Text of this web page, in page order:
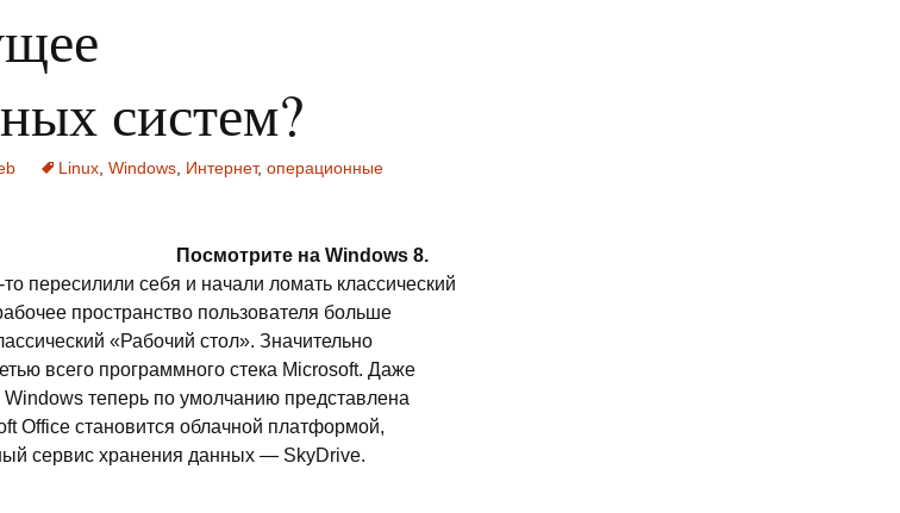
систем?
Linux Windows Интернет, операционные
Посмотрите на Windows 8.
пересилили себя и начали ломать классический
пространство пользователя больше
«Рабочий стол». Значительно
всего программного стека Microsoft. Даже
Windows теперь по умолчанию представлена
Office становится облачной платформой,
сервис хранения данных — SkyDrive.
систем?